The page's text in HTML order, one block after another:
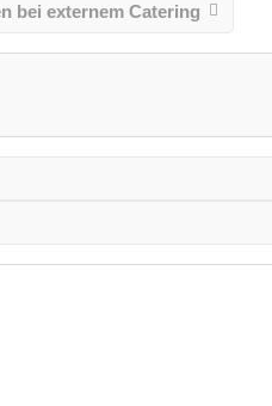
bei externem Catering